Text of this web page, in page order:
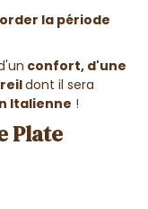
la période
confort, d'une
dont il sera
Italienne !
Plate